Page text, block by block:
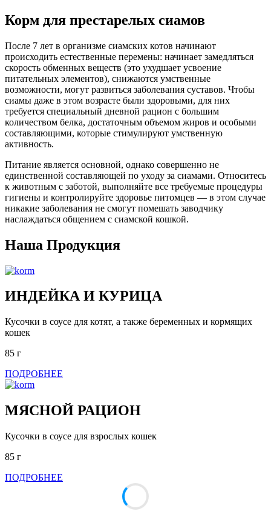
Корм для престарелых сиамов
После 7 лет в организме сиамских котов начинают
происходить естественные перемены: начинает замедляться
скорость обменных веществ (это ухудшает усвоение
питательных элементов), снижаются умственные
возможности, могут развиться заболевания суставов. Чтобы
сиамы даже в этом возрасте были здоровыми, для них
требуется специальный дневной рацион с большим
количеством белка, достаточным объемом жиров и особыми
составляющими, которые стимулируют умственную
активность.
Питание является основной, однако совершенно не
единственной составляющей по уходу за сиамами. Относитесь
к животным с заботой, выполняйте все требуемые процедуры
гигиены и контролируйте здоровье питомцев — в этом случае
никакие заболевания не смогут помешать заводчику
наслаждаться общением с сиамской кошкой.
Наша Продукция
ИНДЕЙКА И КУРИЦА
Кусочки в соусе для котят, а также беременных и кормящих
кошек
85 г
ПОДРОБНЕЕ
МЯСНОЙ РАЦИОН
Кусочки в соусе для взрослых кошек
85 г
ПОДРОБНЕЕ